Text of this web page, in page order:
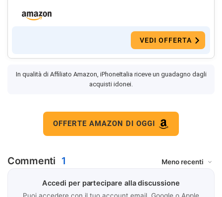
VEDI OFFERTA
In qualità di Affiliato Amazon, iPhoneItalia riceve un guadagno dagli
acquisti idonei.
OFFERTE AMAZON DI OGGI
Commenti 1
Accedi per partecipare alla discussione